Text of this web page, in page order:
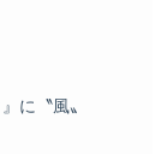
』に〝風〟